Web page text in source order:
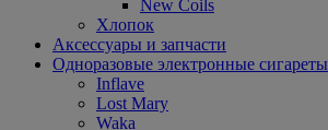
New Coils
Хлопок
Аксессуары и запчасти
Одноразовые электронные сигареты
Inflave
Lost Mary
Waka